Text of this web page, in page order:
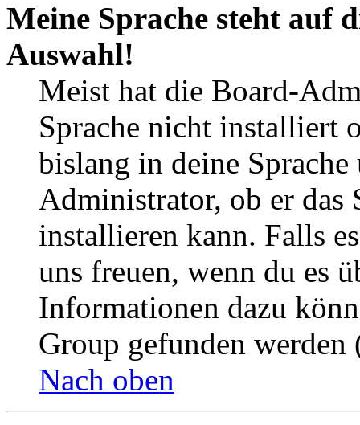
Meine Sprache steht auf
Auswahl!
Meist hat die Board-
Sprache nicht installiert
bislang in deine
Administrator, ob er das
installieren kann. Falls
uns freuen, wenn du es
Informationen dazu
Group gefunden
Nach oben